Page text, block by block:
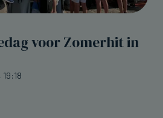
voor Zomerhit in